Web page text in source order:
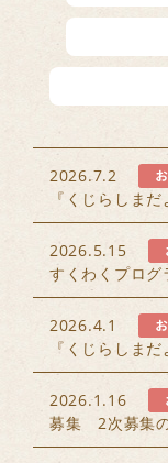
2026.7.2
『くじらしま
2026.5.15
すくわくプログ
2026.4.1
『くじらしま
2026.1.16
募集 2次募集